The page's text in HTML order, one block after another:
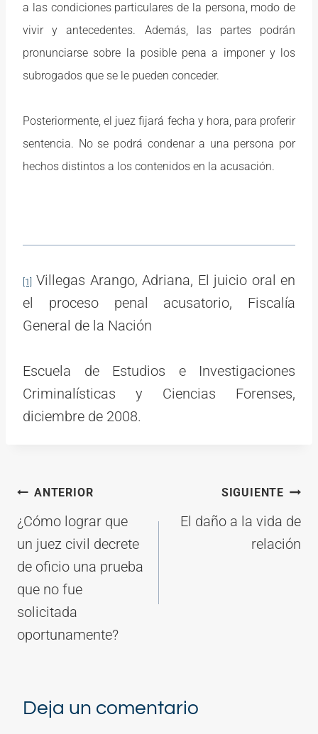
a las condiciones particulares de la persona, modo de
vivir y antecedentes. Además, las partes podrán
pronunciarse sobre la posible pena a imponer y los
subrogados que se le pueden conceder.
Posteriormente, el juez fijará fecha y hora, para proferir
sentencia. No se podrá condenar a una persona por
hechos distintos a los contenidos en la acusación.
[1] Villegas Arango, Adriana, El juicio oral en
el proceso penal acusatorio, Fiscalía
General de la Nación
Escuela de Estudios e Investigaciones
Criminalísticas y Ciencias Forenses,
diciembre de 2008.
Navegación
de
entradas
ANTERIOR
¿Cómo lograr que
un juez civil decrete
de oficio una prueba
que no fue
solicitada
oportunamente?
SIGUIENTE
El daño a la vida de
relación
Deja un comentario